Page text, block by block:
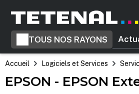
Passer à la navigation
TOUS NOS RAYONS
Accueil Logiciels et Services
EPSON - EPSON